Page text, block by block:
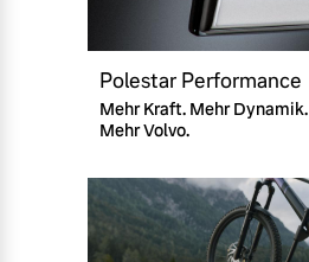
Polestar Performance
Mehr Kraft. Mehr Dynamik.
Mehr Volvo.